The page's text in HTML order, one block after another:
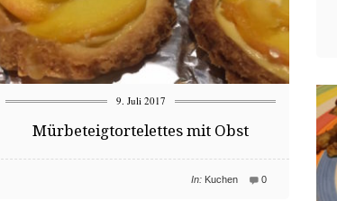
9. Juli 2017
Mürbeteigtortelettes mit Obst
0
In: Kuchen